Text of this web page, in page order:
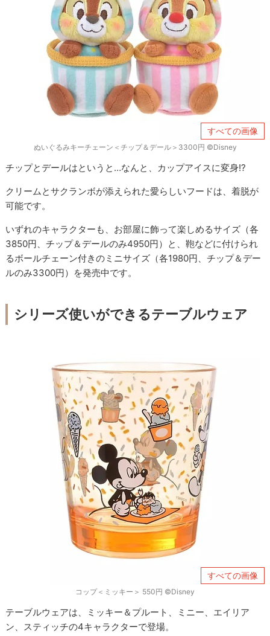
すべての画像
ぬいぐるみキーチェーン＜チップ＆デール＞3300円 ©Disney
チップとデールはというと…なんと、カップアイスに変身!?
クリームとサクランボが添えられた愛らしいフードは、着脱が
可能です。
いずれのキャラクターも、お部屋に飾って楽しめるサイズ（各
3850円、チップ＆デールのみ4950円）と、鞄などに付けられ
るボールチェーン付きのミニサイズ（各1980円、チップ＆デー
ルのみ3300円）を発売中です。
シリーズ使いができるテーブルウェア
すべての画像
コップ＜ミッキー＞ 550円 ©Disney
テーブルウェアは、ミッキー＆プルート、ミニー、エイリア
ン、スティッチの4キャラクターで登場。